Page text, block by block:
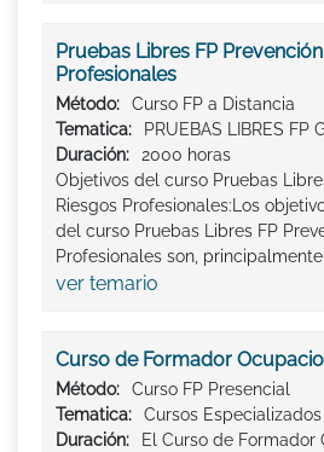
Pruebas Libres FP
Profesionales
Método:
Curso FP a Distancia
Tematica:
PRUEBAS LIBRES FP
Duración:
2000 horas
Objetivos del curso Pruebas
Riesgos Profesionales:Los
del curso Pruebas Libres FP
Profesionales son,
ver temario
Curso de Formador
Método:
Curso FP Presencial
Tematica:
Cursos Especializados
Duración:
El Curso de